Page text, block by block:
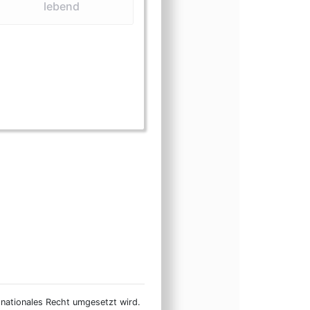
(Eier)(Federn)
(lebend)
(Präparate)
lebend
Recht umgesetzt wird.